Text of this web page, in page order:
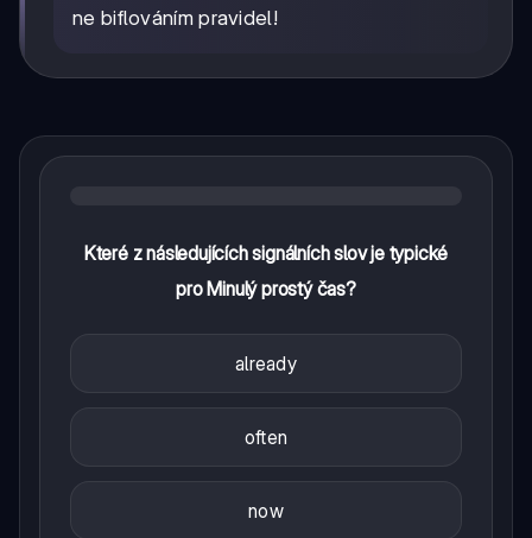
ne biflováním pravidel!
Které z následujících signálních slov je typické
pro Minulý prostý čas?
already
often
now